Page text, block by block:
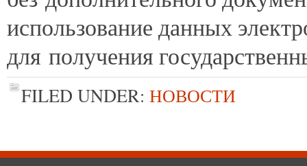
использование данных
для получения
FILED UNDER: НОВОСТИ